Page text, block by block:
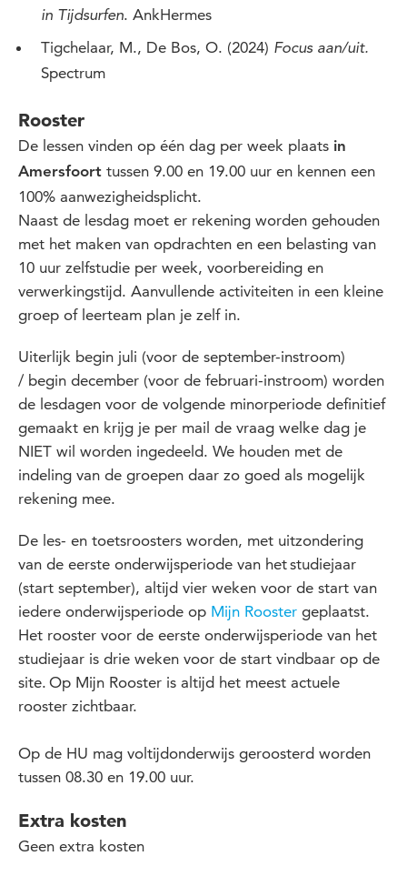
in Tijdsurfen. AnkHermes
Tigchelaar, M., De Bos, O. (2024) Focus aan/uit.
Spectrum
Rooster
De lessen vinden op één dag per week plaats in
Amersfoort tussen 9.00 en 19.00 uur en kennen een
100% aanwezigheidsplicht.
Naast de lesdag moet er rekening worden gehouden
met het maken van opdrachten en een belasting van
10 uur zelfstudie per week, voorbereiding en
verwerkingstijd. Aanvullende activiteiten in een kleine
groep of leerteam plan je zelf in.
Uiterlijk begin juli (voor de september-instroom)
/ begin december (voor de februari-instroom) worden
de lesdagen voor de volgende minorperiode definitief
gemaakt en krijg je per mail de vraag welke dag je
NIET wil worden ingedeeld. We houden met de
indeling van de groepen daar zo goed als mogelijk
rekening mee.
De es- en toetsroosters worden, met uitzondering
van de eerste onderwijsperiode van het studiejaar
(start september), altijd vier weken voor de start van
iedere onderwijsperiode op Mijn Rooster geplaatst.
Het rooster voor de eerste onderwijsperiode van het
studiejaar is drie weken voor de start vindbaar op de
site. Op Mijn Rooster is altijd het meest actuele
rooster zichtbaar.
Op de HU mag voltijdonderwijs geroosterd worden
tussen 08.30 en 19.00 uur.
Extra kosten
Geen extra kosten